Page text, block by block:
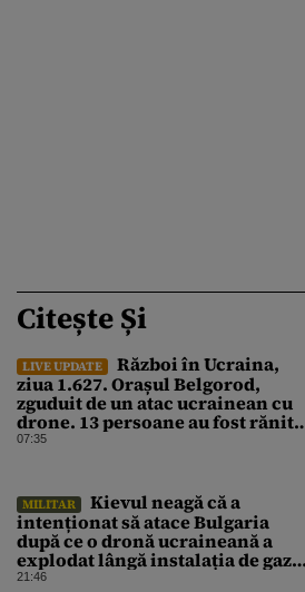
Citește Și
LIVE UPDATE
Război în Ucraina,
ziua 1.627. Orașul Belgorod,
zguduit de un atac ucrainean cu
drone. 13 persoane au fost rănite
și mai multe clădiri, incendiate
07:35
MILITAR
Kievul neagă că a
intenționat să atace Bulgaria
după ce o dronă ucraineană a
explodat lângă instalația de gaz
de la granița României
21:46